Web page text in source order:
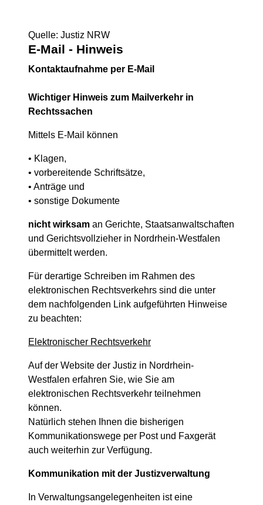
Quelle: Justiz NRW
E-Mail - Hinweis
Kontaktaufnahme per E-Mail
Wichtiger Hinweis zum Mailverkehr in
Rechtssachen
Mittels E-Mail können
• Klagen,
• vorbereitende Schriftsätze,
• Anträge und
• sonstige Dokumente
nicht wirksam an Gerichte, Staatsanwaltschaften
und Gerichtsvollzieher in Nordrhein-Westfalen
übermittelt werden.
Für derartige Schreiben im Rahmen des
elektronischen Rechtsverkehrs sind die unter
dem nachfolgenden Link aufgeführten Hinweise
zu beachten:
Elektronischer Rechtsverkehr
Auf der Website der Justiz in Nordrhein-
Westfalen erfahren Sie, wie Sie am
elektronischen Rechtsverkehr teilnehmen
können.
Natürlich stehen Ihnen die bisherigen
Kommunikationswege per Post und Faxgerät
auch weiterhin zur Verfügung.
Kommunikation mit der Justizverwaltung
In Verwaltungsangelegenheiten ist eine